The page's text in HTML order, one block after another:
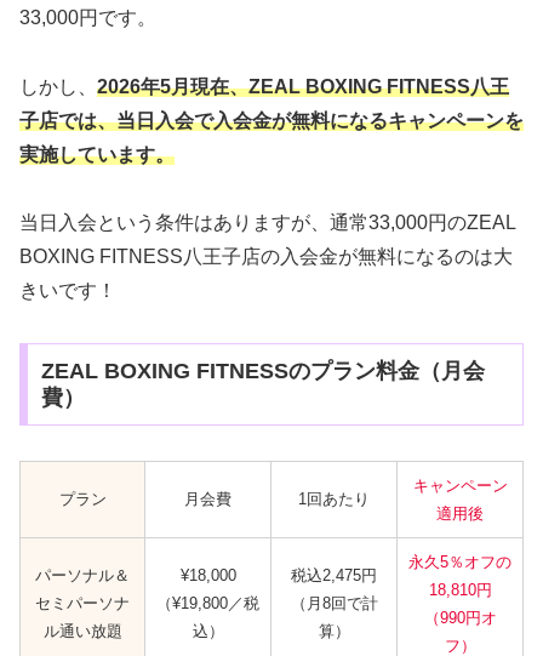
33,000円です。
しかし、 2026年5月現在、ZEAL BOXING FITNESS八王
子店では、当日入会で入会金が無料になるキャンペーンを
実施しています。
当日入会という条件はありますが、通常33,000円のZEAL
BOXING FITNESS八王子店の入会金が無料になるのは大
きいです！
ZEAL BOXING FITNESSのプラン料金（月会
費）
プラン 月会費 1回あたり
キャンペーン
適用後
パーソナル＆
セミパーソナ
ル通い放題
¥18,000
（¥19,800／税
込）
税込2,475円
（月8回で計
算）
永久5％オフの
18,810円
（990円オ
フ）